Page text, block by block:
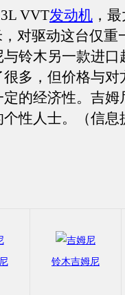
VVT发动机 ，
对驱动这台仅重
铃木另一款进口
多，但价格与对
的经济性。吉姆
性人士。（信息
铃木吉姆尼